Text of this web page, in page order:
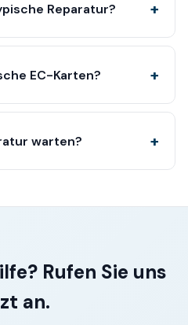
Reparatur?
EC-Karten?
warten?
Rufen Sie uns
an.